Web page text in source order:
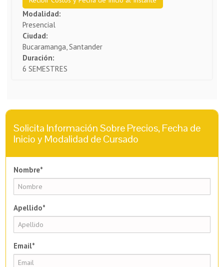
Modalidad:
Presencial
Ciudad:
Bucaramanga, Santander
Duración:
6 SEMESTRES
Solicita Información Sobre Precios, Fecha de
Inicio y Modalidad de Cursado
Nombre*
Apellido*
Email*